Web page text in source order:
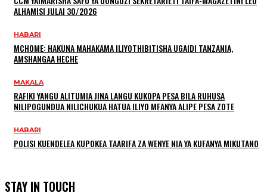
ALHAMISI JULAI 30/2026
HABARI
MCHOME: HAKUNA MAHAKAMA ILIYOTHIBITISHA UGAIDI TANZANIA,
AMSHANGAA HECHE
MAKALA
RAFIKI YANGU ALITUMIA JINA LANGU KUKOPA PESA BILA RUHUSA
NILIPOGUNDUA NILICHUKUA HATUA ILIYO MFANYA ALIPE PESA ZOTE
HABARI
POLISI KUENDELEA KUPOKEA TAARIFA ZA WENYE NIA YA KUFANYA MIKUTANO
STAY IN TOUCH